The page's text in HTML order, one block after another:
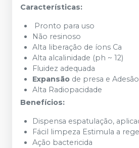
Características:
Pronto para uso
Não resinoso
Alta liberação de íons Ca
Alta alcalinidade (ph ~ 12)
Fluidez adequada
Expansão de presa e
Alta Radiopacidade
Benefícios:
Dispensa espatulação,
Fácil limpeza Estimula a
Ação bactericida